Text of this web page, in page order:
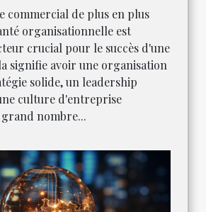
commercial de plus en plus
organisationnelle est
crucial pour le succès d'une
signifie avoir une organisation
solide, un leadership
culture d'entreprise
nombre...